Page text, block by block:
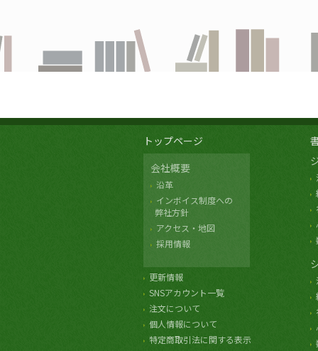
トップページ
会社概要
沿革
インボイス制度への
弊社方針
アクセス・地図
採用情報
更新情報
SNSアカウント一覧
注文について
個人情報について
特定商取引法に関する表示